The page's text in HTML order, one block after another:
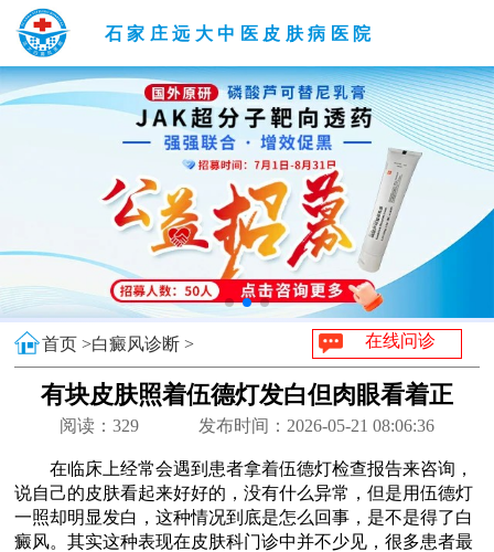
石家庄远大中医皮肤病医院
首页 >白癜风诊断 > 在线问诊
有块皮肤照着伍德灯发白但肉眼看着正
常
阅读： 329 发布时间：2026-05-21 08:06:36
在临床上经常会遇到患者拿着伍德灯检查报告来咨询，
说自己的皮肤看起来好好的，没有什么异常，但是用伍德灯
一照却明显发白，这种情况到底是怎么回事，是不是得了白
癜风。其实这种表现在皮肤科门诊中并不少见，很多患者最